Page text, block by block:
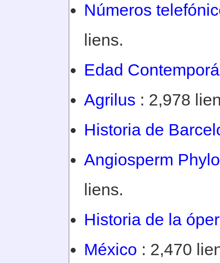
Números
liens.
Edad
Agrilus : 2,978
Historia de
Angiosperm
liens.
Historia de la
México : 2,470